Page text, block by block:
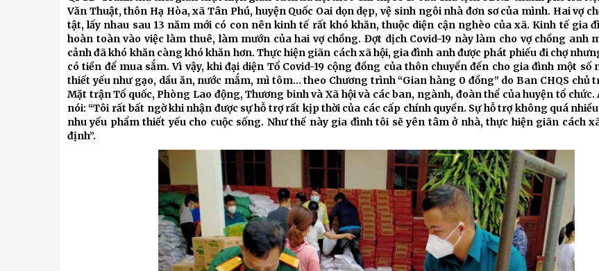
Kỹ thuật
Hậu phương quân đội
Giáo dục Quốc phòng và An ninh
Chiến dịch 500 ngày đêmCải cách hành
Văn Thuật, thôn Hạ Hòa, xã Tân Phú, huyện Quốc Oai dọn dẹp, vệ sinh ngôi nhà đơn sơ của mình. Hai vợ
tật, lấy nhau sau 13 năm mới có con nên kinh tế rất khó khăn, thuộc diện cận nghèo của xã. Kinh tế gia
hoàn toàn vào việc làm thuê, làm mướn của hai vợ chồng. Đợt dịch Covid-19 này làm cho vợ chồng anh
cảnh đã khó khăn càng khó khăn hơn. Thực hiện giãn cách xã hội, gia đình anh được phát phiếu đi chợ
có tiền để mua sắm. Vì vậy, khi đại diện Tổ Covid-19 cộng đồng của thôn chuyển đến cho gia đình một số
thiết yếu như gạo, dầu ăn, nước mắm, mì tôm… theo Chương trình “Gian hàng 0 đồng” do Ban CHQS chủ
Mặt trận Tổ quốc, Phòng Lao động, Thương binh và Xã hội và các ban, ngành, đoàn thể của huyện tổ chức.
nói: “Tôi rất bất ngờ khi nhận được sự hỗ trợ rất kịp thời của các cấp chính quyền. Sự hỗ trợ không quá
nhu yếu phẩm thiết yếu cho cuộc sống. Như thế này gia đình tôi sẽ yên tâm ở nhà, thực hiện giãn cách
định”.